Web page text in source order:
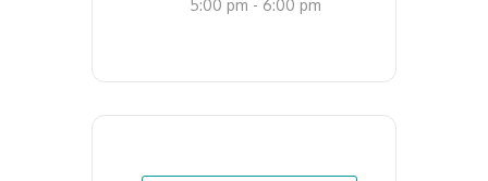
5:00 pm - 6:00 pm